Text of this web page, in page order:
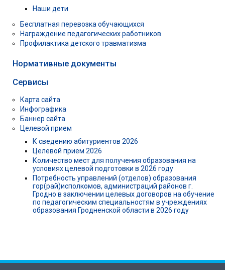
Наши дети
Бесплатная перевозка обучающихся
Награждение педагогических работников
Профилактика детского травматизма
Нормативные документы
Сервисы
Карта сайта
Инфографика
Баннер сайта
Целевой прием
К сведению абитуриентов 2026
Целевой прием 2026
Количество мест для получения образования на
условиях целевой подготовки в 2026 году
Потребность управлений (отделов) образования
гор(рай)исполкомов, администраций районов г.
Гродно в заключении целевых договоров на обучение
по педагогическим специальностям в учреждениях
образования Гродненской области в 2026 году